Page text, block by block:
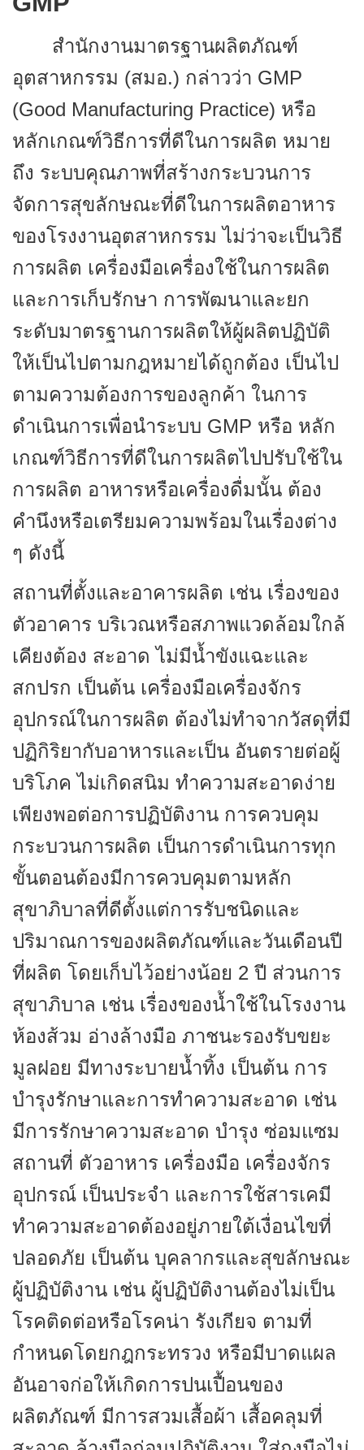
สำนักงานมาตรฐานผลิตภัณฑ์
อุตสาหกรรม (สมอ.) กล่าวว่า GMP
(Good Manufacturing Practice) หรือ
หลักเกณฑ์วิธีการที่ดีในการผลิต หมาย
ถึง ระบบคุณภาพที่สร้างกระบวนการ
จัดการสุขลักษณะที่ดีในการผลิตอาหาร
ของโรงงานอุตสาหกรรม ไม่ว่าจะเป็นวิธี
การผลิต เครื่องมือเครื่องใช้ในการผลิต
และการเก็บรักษา การพัฒนาและยก
ระดับมาตรฐานการผลิตให้ผู้ผลิตปฏิบัติ
ให้เป็นไปตามกฎหมายได้ถูกต้อง เป็นไป
ตามความต้องการของลูกค้า ในการ
ดำเนินการเพื่อนำระบบ GMP หรือ หลัก
เกณฑ์วิธีการที่ดีในการผลิตไปปรับใช้ใน
การผลิต อาหารหรือเครื่องดื่มนั้น ต้อง
คำนึงหรือเตรียมความพร้อมในเรื่องต่าง
ๆ ดังนี้
สถานที่ตั้งและอาคารผลิต เช่น เรื่องของ
ตัวอาคาร บริเวณหรือสภาพแวดล้อมใกล้
เคียงต้อง สะอาด ไม่มีน้ำขังแฉะและ
สกปรก เป็นต้น เครื่องมือเครื่องจักร
อุปกรณ์ในการผลิต ต้องไม่ทำจากวัสดุที่มี
ปฏิกิริยากับอาหารและเป็น อันตรายต่อผู้
บริโภค ไม่เกิดสนิม ทำความสะอาดง่าย
เพียงพอต่อการปฏิบัติงาน การควบคุม
กระบวนการผลิต เป็นการดำเนินการทุก
ขั้นตอนต้องมีการควบคุมตามหลัก
สุขาภิบาลที่ดีตั้งแต่การรับชนิดและ
ปริมาณการของผลิตภัณฑ์และวันเดือนปี
ที่ผลิต โดยเก็บไว้อย่างน้อย 2 ปี ส่วนการ
สุขาภิบาล เช่น เรื่องของน้ำใช้ในโรงงาน
ห้องส้วม อ่างล้างมือ ภาชนะรองรับขยะ
มูลฝอย มีทางระบายน้ำทิ้ง เป็นต้น การ
บำรุงรักษาและการทำความสะอาด เช่น
มีการรักษาความสะอาด บำรุง ซ่อมแซม
สถานที่ ตัวอาหาร เครื่องมือ เครื่องจักร
อุปกรณ์ เป็นประจำ และการใช้สารเคมี
ทำความสะอาดต้องอยู่ภายใต้เงื่อนไขที่
ปลอดภัย เป็นต้น บุคลากรและสุขลักษณะ
ผู้ปฏิบัติงาน เช่น ผู้ปฏิบัติงานต้องไม่เป็น
โรคติดต่อหรือโรคน่า รังเกียจ ตามที่
กำหนดโดยกฎกระทรวง หรือมีบาดแผล
อันอาจก่อให้เกิดการปนเปื้อนของ
ผลิตภัณฑ์ มีการสวมเสื้อผ้า เสื้อคลุมที่